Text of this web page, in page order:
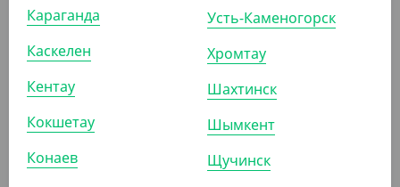
(2 811.90₸
ШТ
АРТ. 4100202
Караганда
Каскелен
Кентау
Кокшетау
Конаев
Усть-Каменогорск
Хромтау
Шахтинск
Шымкент
Щучинск